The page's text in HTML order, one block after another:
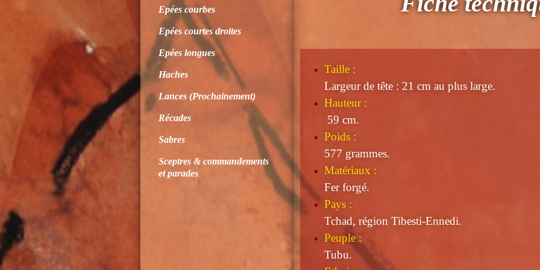
Epées courbes
Epées courtes droites
Epées longues
Haches
Lances (Prochainement)
Récades
Sabres
Sceptres & commandements
et parades
Taille:
Largeur de tête : 21 cm au plus large.
Hauteur :
59 cm.
Poids :
577 grammes.
Matériaux :
Fer forgé.
Pays :
Tchad, région Tibesti-Ennedi.
Peuple :
Tubu.